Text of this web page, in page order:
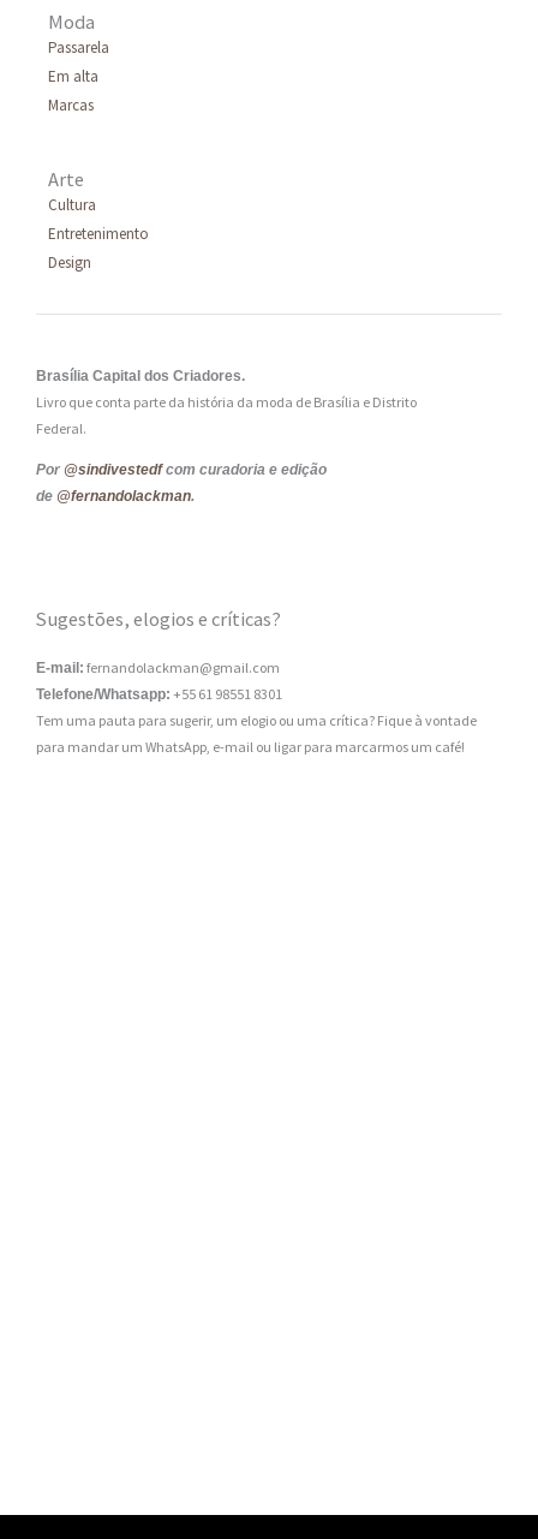
Moda
Passarela
Em alta
Marcas
Arte
Cultura
Entretenimento
Design
Brasília Capital dos Criadores.
Livro que conta parte da história da moda de Brasília e Distrito
Federal.
Por @sindivestedfcom curadoria e edição
de @fernandolackman.
Sugestões, elogios e críticas?
E-mail: fernandolackman@gmail.com
Telefone/Whatsapp: +55 61 98551 8301
Tem uma pauta para sugerir, um elogio ou uma crítica? Fique à vontade
para mandar um WhatsApp, e-mail ou ligar para marcarmos um café!